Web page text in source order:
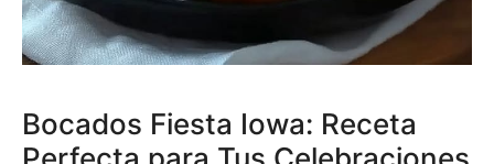
Bocados Fiesta Iowa: Receta